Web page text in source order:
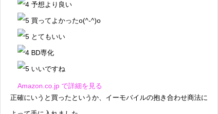
予想より良い
買ってよかったo(^-^)o
とてもいい
BD専化
いいですね
Amazon.co.jp で詳細を見る
正確にいうと買ったというか、イーモバイルの抱き合わせ商法に